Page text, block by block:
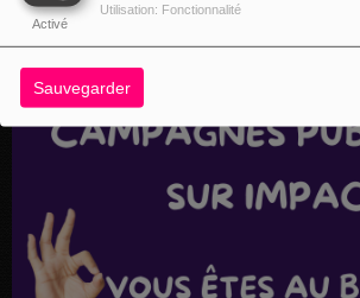
Activé
Utilisation: Fonctionnalité
Sauvegarder